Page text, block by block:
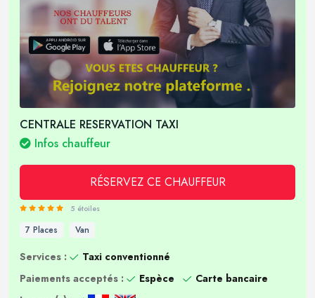
CENTRALE RESERVATION TAXI
Infos chauffeur
RÉSERVEZ CE CHAUFFEUR
5 étoiles
7 Places Van
Services :
Taxi conventionné
Paiements acceptés :
Espèce
Carte bancaire